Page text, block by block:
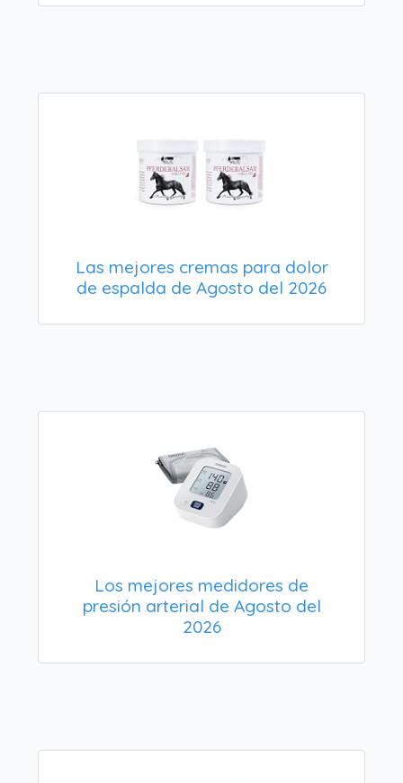
Las mejores cremas para dolor
de espalda de Agosto del 2026
Los mejores medidores de
presión arterial de Agosto del
2026